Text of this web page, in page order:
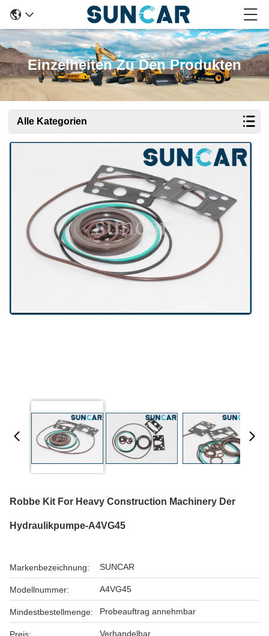
Einzelheiten Zu Den Produkten
Alle Kategorien
Robbe Kit For Heavy Construction Machinery Der
Hydraulikpumpe-A4VG45
Markenbezeichnung: SUNCAR
Modellnummer: A4VG45
Mindestbestellmenge: Probeauftrag annehmbar
Verhandelbar